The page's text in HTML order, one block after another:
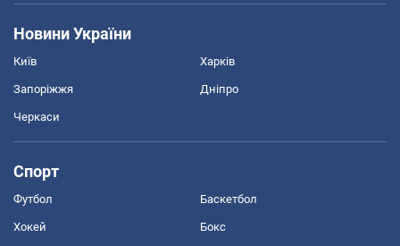
Новини України
Київ Харків
Запоріжжя Дніпро
Черкаси
Спорт
Футбол Баскетбол
Хокей Бокс